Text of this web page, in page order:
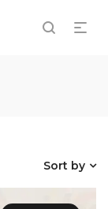
Sort by